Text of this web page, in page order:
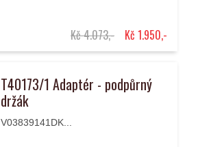
Kč 4.073,- Kč 1.950,-
T40173/1 Adaptér - podpůrný
držák
V03839141DK...